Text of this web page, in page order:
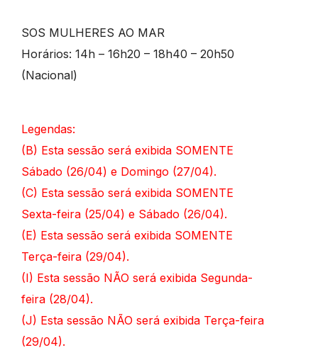
SOS MULHERES AO MAR
Horários: 14h – 16h20 – 18h40 – 20h50
(Nacional)
Legendas:
(B) Esta sessão será exibida SOMENTE
Sábado (26/04) e Domingo (27/04).
(C) Esta sessão será exibida SOMENTE
Sexta-feira (25/04) e Sábado (26/04).
(E) Esta sessão será exibida SOMENTE
Terça-feira (29/04).
(I) Esta sessão NÃO será exibida Segunda-
feira (28/04).
(J) Esta sessão NÃO será exibida Terça-feira
(29/04).